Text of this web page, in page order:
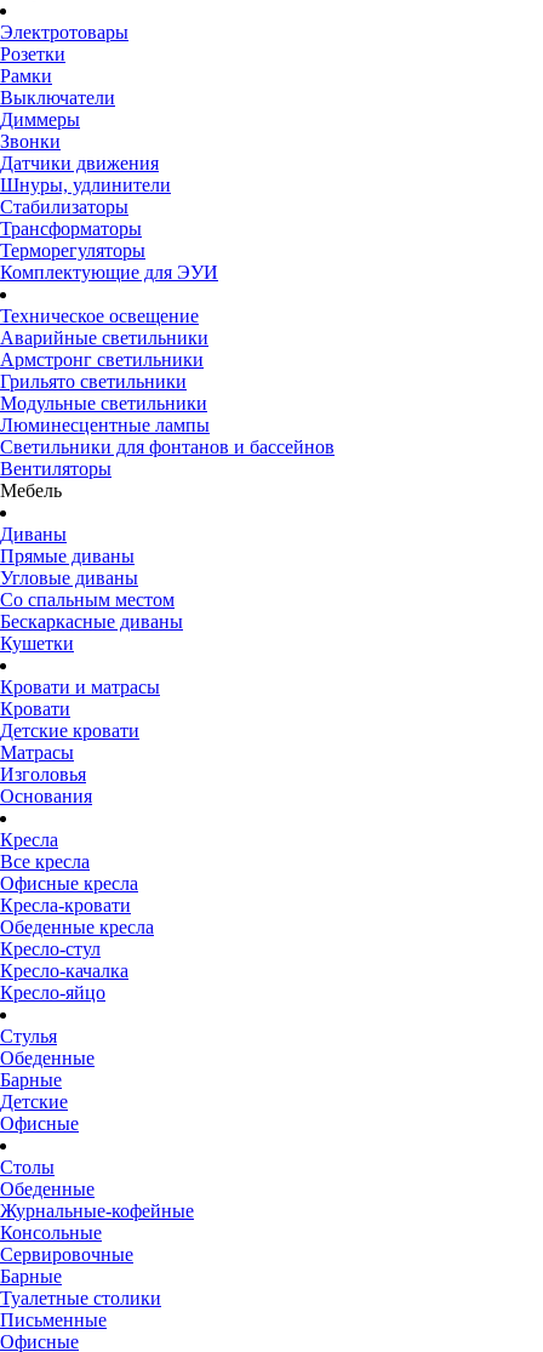
Электротовары
Розетки
Рамки
Выключатели
Диммеры
Звонки
Датчики движения
Шнуры, удлинители
Стабилизаторы
Трансформаторы
Терморегуляторы
Комплектующие для ЭУИ
Техническое освещение
Аварийные светильники
Армстронг светильники
Грильято светильники
Модульные светильники
Люминесцентные лампы
Светильники для фонтанов и бассейнов
Вентиляторы
Мебель
Диваны
Прямые диваны
Угловые диваны
Со спальным местом
Бескаркасные диваны
Кушетки
Кровати и матрасы
Кровати
Детские кровати
Матрасы
Изголовья
Основания
Кресла
Все кресла
Офисные кресла
Кресла-кровати
Обеденные кресла
Кресло-стул
Кресло-качалка
Кресло-яйцо
Стулья
Обеденные
Барные
Детские
Офисные
Столы
Обеденные
Журнальные-кофейные
Консольные
Сервировочные
Барные
Туалетные столики
Письменные
Офисные